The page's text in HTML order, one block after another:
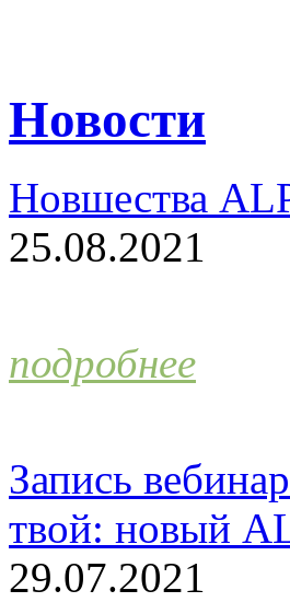
Новости
Новшества
25.08.2021
подробнее
Запись
твой: новый
29.07.2021